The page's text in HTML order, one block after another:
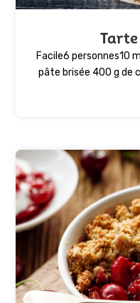
Tarte
Facile6 personnes10
pâte brisée 400 g de